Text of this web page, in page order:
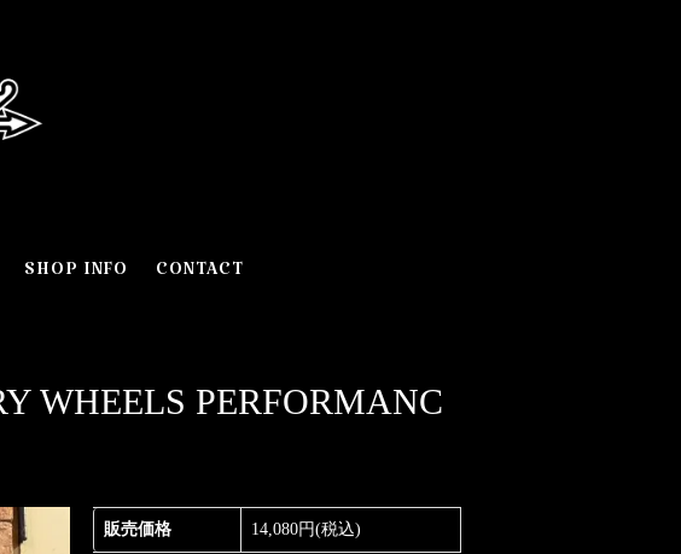
SHOP INFO CONTACT
WHEELS PERFORMANC
販売価格 14,080円(税込)